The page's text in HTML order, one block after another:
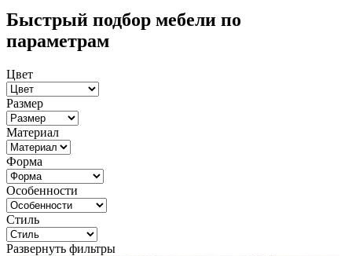
Быстрый подбор мебели по
параметрам
Цвет
Размер
Материал
Форма
Особенности
Стиль
Развернуть фильтры